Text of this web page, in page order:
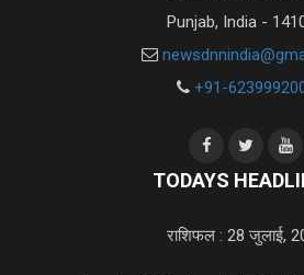
Punjab, India -
+91-
TODAYS
राशिफल : 28 जुलाई,